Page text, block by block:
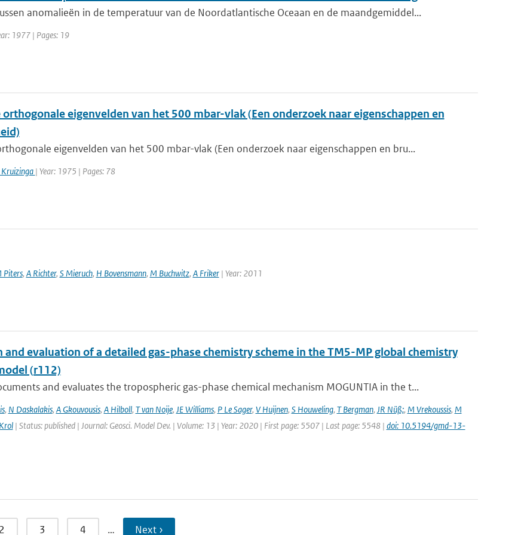
anomalieën in de temperatuur van de Noordatlantische Oceaan en de maandgemiddel...
1977 | Pages: 19
orthogonale eigenvelden van het 500 mbar-vlak (Een onderzoek naar eigenschappen en
eigenvelden van het 500 mbar-vlak (Een onderzoek naar eigenschappen en bru...
Kruizinga | Year: 1975 | Pages: 78
Piters, A Richter, S Mieruch, H Bovensmann, M Buchwitz, A Friker| Year: 2011
and evaluation of a detailed gas-phase chemistry scheme in the TM5-MP global chemistry
(r112)
and evaluates the tropospheric gas-phase chemical mechanism MOGUNTIA in the t...
, N Daskalakis, A Gkouvousis, A Hilboll, T van Noije, JE Williams, P Le Sager, V Huijnen, S Houweling, T Bergman, JR Nüß;, M Vrekoussis, M
| Status: published | Journal: Geosci. Model Dev. | Volume: 13 | Year: 2020 | First page: 5507 | Last page: 5548 | doi: 10.5194/gmd-13-
2 3 4 … Next ›